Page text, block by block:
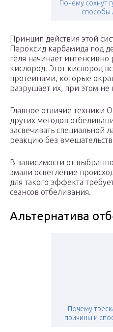
Почему сохнут
способы
Принцип действия этой
Пероксид карбамида под
геля начинает интенсивно
кислород. Этот кислород
протеинами, которые
разрушает их, при этом не
Главное отличие техники
других методов
засвечивать специальной
реакцию без
В зависимости от
эмали осветление
для такого эффекта
сеансов отбеливания.
Альтернатива
Почему
причины и